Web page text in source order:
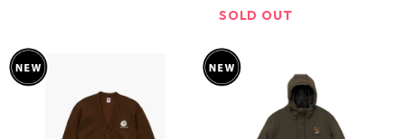
SOLD OUT